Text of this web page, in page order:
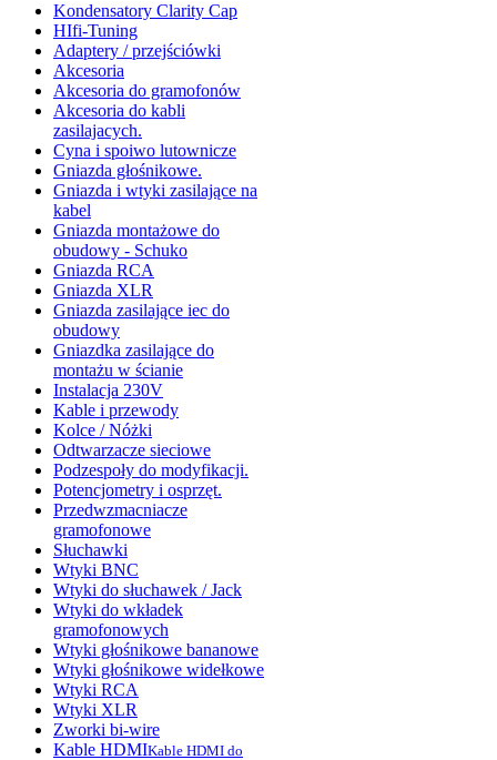
Kondensatory Clarity Cap
HIfi-Tuning
Adaptery / przejściówki
Akcesoria
Akcesoria do gramofonów
Akcesoria do kabli
zasilajacych.
Cyna i spoiwo lutownicze
Gniazda głośnikowe.
Gniazda i wtyki zasilające na
kabel
Gniazda montażowe do
obudowy - Schuko
Gniazda RCA
Gniazda XLR
Gniazda zasilające iec do
obudowy
Gniazdka zasilające do
montażu w ścianie
Instalacja 230V
Kable i przewody
Kolce / Nóżki
Odtwarzacze sieciowe
Podzespoły do modyfikacji.
Potencjometry i osprzęt.
Przedwzmacniacze
gramofonowe
Słuchawki
Wtyki BNC
Wtyki do słuchawek / Jack
Wtyki do wkładek
gramofonowych
Wtyki głośnikowe bananowe
Wtyki głośnikowe widełkowe
Wtyki RCA
Wtyki XLR
Zworki bi-wire
Kable HDMIKable HDMI do